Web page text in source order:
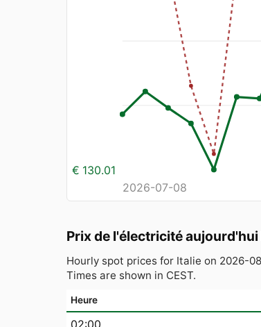
€ 130.01
2026-07-08
Prix de l'électricité
Hourly spot prices for Italie on 2026-
Times are shown in CEST.
Heure